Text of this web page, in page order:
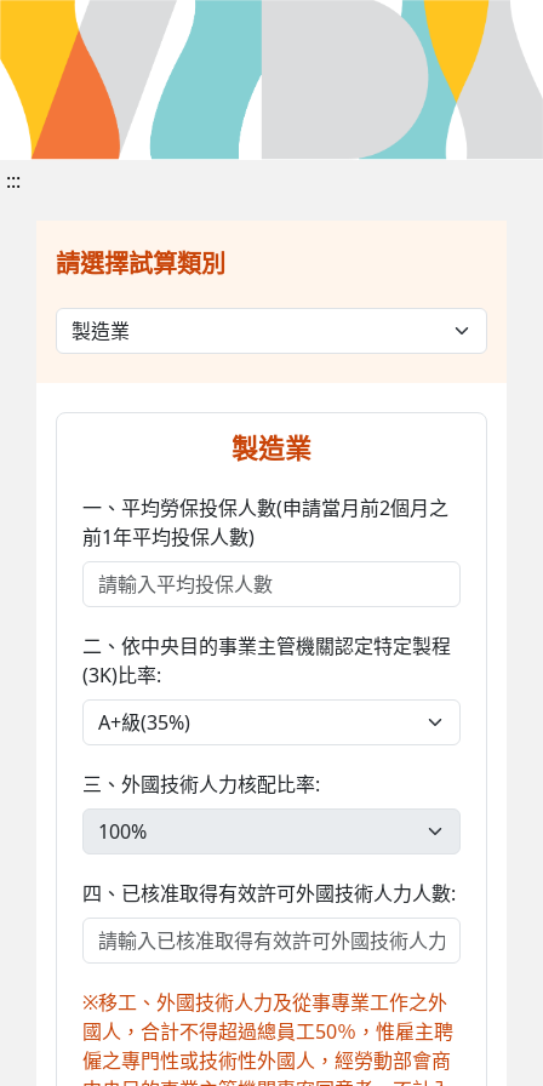
:::
請選擇試算類別
製造業
一、平均勞保投保人數(申請當月前2個月之
前1年平均投保人數)
二、依中央目的事業主管機關認定特定製程
(3K)比率:
三、外國技術人力核配比率:
四、已核准取得有效許可外國技術人力人數:
※移工、外國技術人力及從事專業工作之外
國人，合計不得超過總員工50％，惟雇主聘
僱之專門性或技術性外國人，經勞動部會商